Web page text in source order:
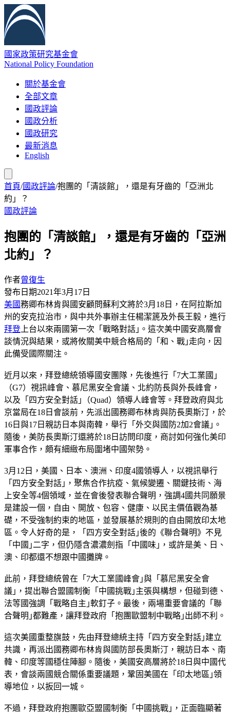
國家政策研究基金會
National Policy Foundation
關於基金會
全部文章
國政評論
國政分析
國政研究
最新消息
English
首頁/國政評論/抱團的「清談館」，還是有牙齒的「亞洲北
約」？
國政評論
抱團的「清談館」，還是有牙齒的「亞洲
北約」？
作者曾復生
發布日期2021年3月17日
美國務卿布林肯與國安顧問蘇利文將於3月18日，在阿拉斯加
州的安克拉治市，與中共外事辦主任楊潔篪及外長王毅，進行
拜登 上台以來兩國第一次「戰略對話｣。這次美中國安高層會
談情況與結果，或將攸關美中競合格局的「和、戰｣走向，因
此備受國際關注。
近月以來，拜登總統領導國安團隊，先後進行「7大工業國｣
（G7）視訊峰會、慕尼黑安全會議、北約防長與外長峰會，
以及「四方安全對話｣（Quad）領導人峰會等。拜登政府與北
京當局在18日會談前，先派出國務卿布林肯與防長奧斯汀，於
16日與17日親訪日本與南韓，舉行「外交與國防2加2會議｣。
隨後，美防長奧斯汀還將於18日訪問印度，商討如何強化美印
軍事合作，頗有細緻布局圍堵中國架勢。
3月12日，美國、日本、澳洲、印度4國領導人，以視訊舉行
「四方安全對話｣，聚焦合作抗疫、氣候變遷、關鍵技術、海
上安全等4個領域，並在會後發表聯合聲明，強調4國共同願景
是建設一個，自由、開放、包容、健康、以民主價值觀為基
礎，不受強制約束的地區，並發展基於規則的自由開放印太地
區。令人好奇的是，「四方安全對話｣後的《聯合聲明》不見
「中國｣二字，但仍隱含濃濃劍指「中國味｣，或許是美、日、
澳、印都還不想跟中國攤牌。
此前，拜登總統曾在「7大工業國峰會｣與「慕尼黑安全會
議｣，提出聯合盟國制衡「中國挑戰｣主張與構想，但碰到德、
法等國強調「戰略自主｣軟釘子。最後，兩場重要會議的「聯
合聲明｣都難產，讓拜登政府「抱團歐盟制中戰略｣出師不利。
這次美國重整旗鼓，先由拜登總統主持「四方安全對話｣建立
共識，再派出國務卿布林肯與國防部長奧斯汀，親訪日本、南
韓、印度等國穩住陣腳。隨後，美國安高層將於18日與中國代
表，會談兩國競合關係重要議題，鞏固美國在「印太地區｣領
導地位，以扳回一城。
不過，拜登政府抱團歐亞盟國制衡「中國挑戰｣，正面臨顯著